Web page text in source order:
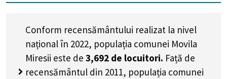
Conform recensământului realizat la nivel
național în 2022, populația comunei Movila
Miresii este de 3,692 de locuitori. Față de
recensământul din 2011, populația comunei